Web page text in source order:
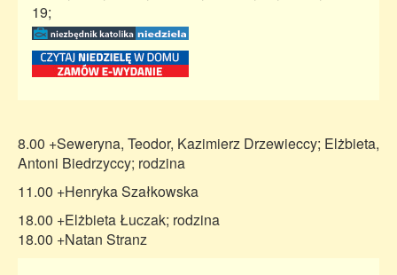
19;
8.00 +Seweryna, Teodor, Kazimierz Drzewieccy; Elżbieta,
Antoni Biedrzyccy; rodzina
11.00 +Henryka Szałkowska
18.00 +Elżbieta Łuczak; rodzina
18.00 +Natan Stranz